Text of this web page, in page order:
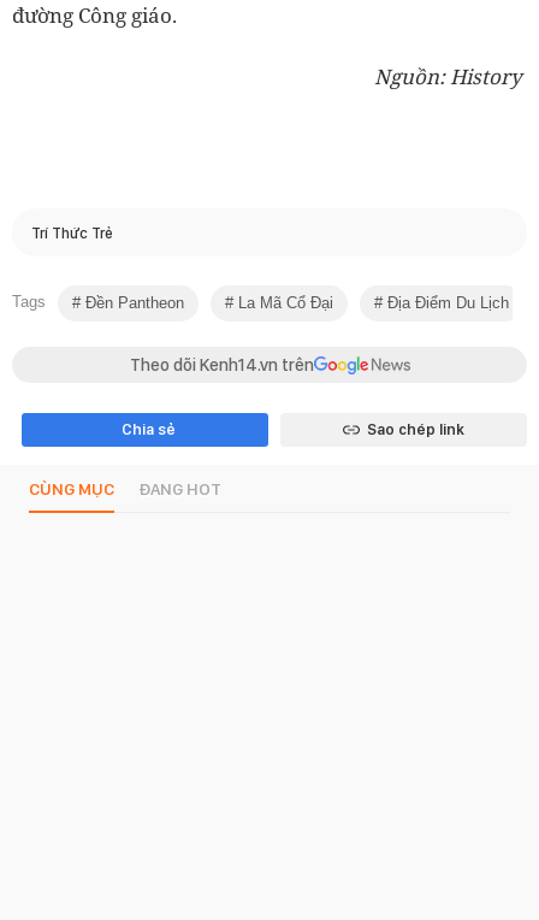
đường Công giáo.
Nguồn: History
Trí Thức Trẻ
Tags Đền Pantheon La Mã Cổ Đại Địa Điểm Du Lịch
Theo dõi Kenh14.vn trên
Chia sẻ Sao chép link
CÙNG MỤC ĐANG HOT